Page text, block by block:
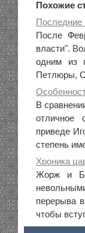
Похожие
Последние
После
власти".
одним из
Петлюры,
В
отличное
приведе
степень
Хроника
Жорж и
перерыва
чтобы